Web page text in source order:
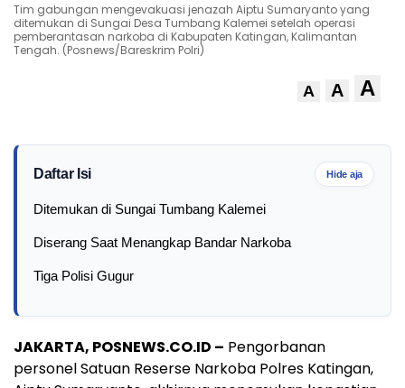
Tim gabungan mengevakuasi jenazah Aiptu Sumaryanto yang
ditemukan di Sungai Desa Tumbang Kalemei setelah operasi
pemberantasan narkoba di Kabupaten Katingan, Kalimantan
Tengah. (Posnews/Bareskrim Polri)
A A A
Daftar Isi Hide aja
Ditemukan di Sungai Tumbang Kalemei
Diserang Saat Menangkap Bandar Narkoba
Tiga Polisi Gugur
JAKARTA, POSNEWS.CO.ID – Pengorbanan
personel Satuan Reserse Narkoba Polres Katingan,